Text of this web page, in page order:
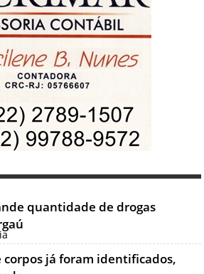
quantidade de drogas
corpos já foram identificados,